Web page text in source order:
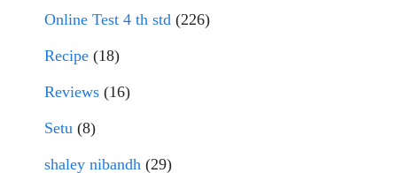
Online Test 4 th std (226)
Recipe (18)
Reviews (16)
Setu (8)
shaley nibandh (29)